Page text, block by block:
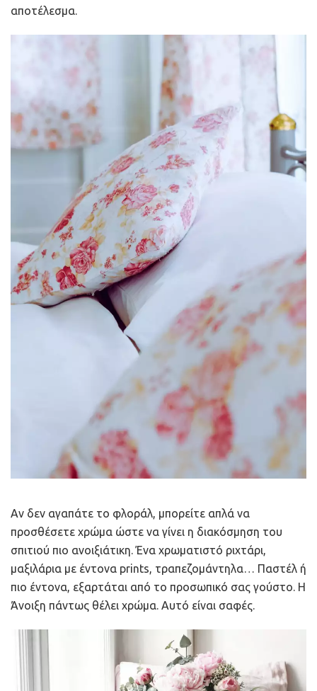
αποτέλεσμα.
Αν δεν αγαπάτε το φλοράλ, μπορείτε απλά να
προσθέσετε χρώμα ώστε να γίνει η διακόσμηση του
σπιτιού πιο ανοιξιάτικη. Ένα χρωματιστό ριχτάρι,
μαξιλάρια με έντονα prints, τραπεζομάντηλα… Παστέλ ή
πιο έντονα, εξαρτάται από το προσωπικό σας γούστο. Η
Άνοιξη πάντως θέλει χρώμα. Αυτό είναι σαφές.